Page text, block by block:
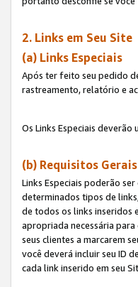
2. Links em Seu Site
(a) Links Especiais
Após ter feito seu pedido
rastreamento, relatório e
Os Links Especiais
(b) Requisitos
Links Especiais poderão
determinados tipos de
de todos os links inseridos
apropriada necessária
seus clientes a marcarem
você deverá incluir seu ID
cada link inserido em seu